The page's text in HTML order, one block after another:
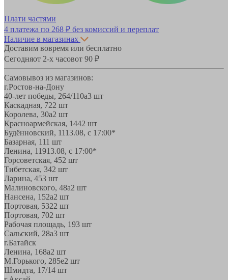
Плати частями
4 платежа по 268 ₽ без комиссий и переплат
Наличие в магазинах
Доставим вовремя или бесплатно
Сегодняот 2-х часовот 90 ₽
Самовывоз из магазинов:
г.Ростов-на-Дону
40-лет победы, 264/110а3 шт
Каскадная, 722 шт
Королева, 30а2 шт
Красноармейская, 1442 шт
Будённовский, 1113.08, с 17:00*
Базарная, 111 шт
Ленина, 11913.08, с 17:00*
Горсоветская, 452 шт
Тибетская, 342 шт
Ларина, 453 шт
Малиновского, 48а2 шт
Нансена, 152а2 шт
Портовая, 5322 шт
Портовая, 702 шт
Рабочая площадь, 193 шт
Сальский, 28a3 шт
г.Батайск
Ленина, 168а2 шт
М.Горького, 285е2 шт
Шмидта, 17/14 шт